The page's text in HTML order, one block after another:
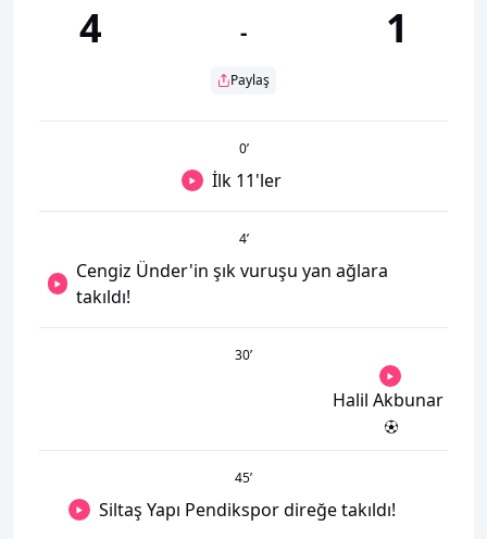
4 -
Paylaş
1
0’
İlk 11'ler
4’
Cengiz Ünder'in şık vuruşu yan ağlara
takıldı!
30’
Halil Akbunar
45’
Siltaş Yapı Pendikspor direğe takıldı!